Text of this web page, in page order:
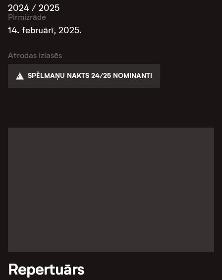
2024 / 2025
Pirmizrāde
14. februārī, 2025.
Atrodas izlasēs
SPĒLMAŅU NAKTS 24/25 NOMINANTI
Repertuārs